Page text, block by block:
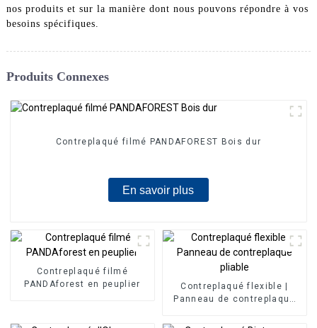
nos produits et sur la manière dont nous pouvons répondre à vos
besoins spécifiques.
Produits Connexes
Contreplaqué filmé PANDAFOREST Bois dur
En savoir plus
Contreplaqué filmé
PANDAforest en peuplier
Contreplaqué flexible |
Panneau de contreplaqué